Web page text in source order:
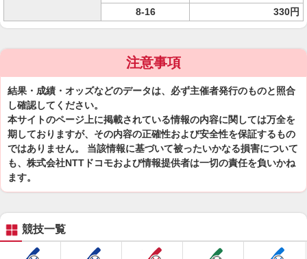
8-16
330円
注意事項
結果・成績・オッズなどのデータは、必ず主催者発行のものと照合
し確認してください。
本サイトのページ上に掲載されている情報の内容に関しては万全を
期しておりますが、その内容の正確性および安全性を保証するもの
ではありません。 当該情報に基づいて被ったいかなる損害について
も、株式会社NTTドコモおよび情報提供者は一切の責任を負いかね
ます。
競技一覧